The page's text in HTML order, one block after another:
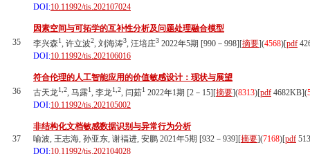
DOI:10.11992/tis.202107024
35
因素空间与可拓学的互补性分析及问题处理融合模型
李兴森1, 许立波2, 刘海涛3, 汪培庄3 2022年5期 [990－998][摘要](4568)[pdf
DOI:10.11992/tis.202106016
36
符合伦理的人工智能应用的价值敏感设计：现状与展望
古天龙1,2, 马露1, 李龙1,2, 闫茹1 2022年1期 [2－15][摘要](8313)[pdf 4682KB](
DOI:10.11992/tis.202105002
37
非结构化文档敏感数据识别与异常行为分析
喻波, 王志海, 孙亚东, 谢福进, 安鹏 2021年5期 [932－939][摘要](7168)[pdf
DOI:10.11992/tis.202104028